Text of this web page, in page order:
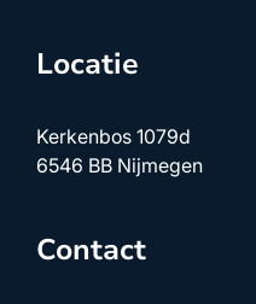
Locatie
Kerkenbos 1079d
6546 BB Nijmegen
Contact